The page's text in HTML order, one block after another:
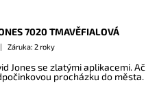
7020 TMAVĚFIALOVÁ
Záruka: 2 roky
Jones se zlatými aplikacemi. Ač
procházku do města.